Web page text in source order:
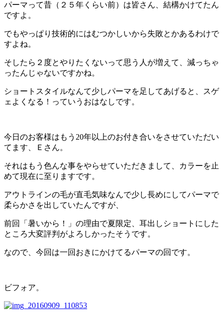
パーマって昔（２５年くらい前）は皆さん、結構かけてたん
ですよ。
でもやっぱり技術的にはむつかしいから失敗とかあるわけで
すよね。
そしたら２度とやりたくないって思う人が増えて、減っちゃ
ったんじゃないですかね。
ショートスタイルなんて少しパーマを足してあげると、スゲ
ェよくなる！っていうおはなしです。
今日のお客様はもう20年以上のお付き合いをさせていただい
てます、Ｅさん。
それはもう色んな事をやらせていただきまして、カラーを止
めて現在に至りますです。
アウトラインの毛が直毛気味なんで少し長めにしてパーマで
柔らかさを出していたんですが、
前回「暑いから！」の理由で夏限定、耳出しショートにした
ところ大変評判がよろしかったそうです。
なので、今回は一回おきにかけてるパーマの回です。
ビフォア。